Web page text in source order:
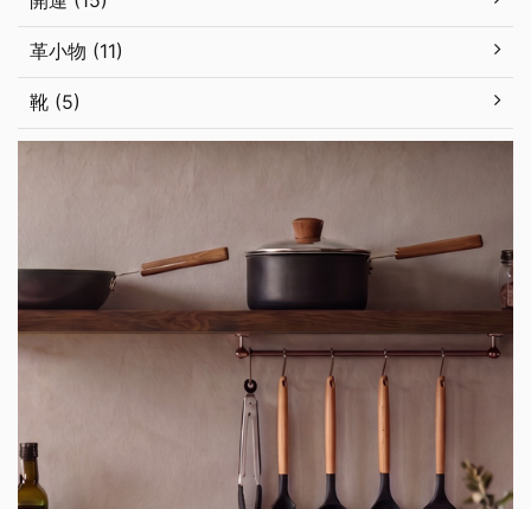
革小物 (11)
靴 (5)